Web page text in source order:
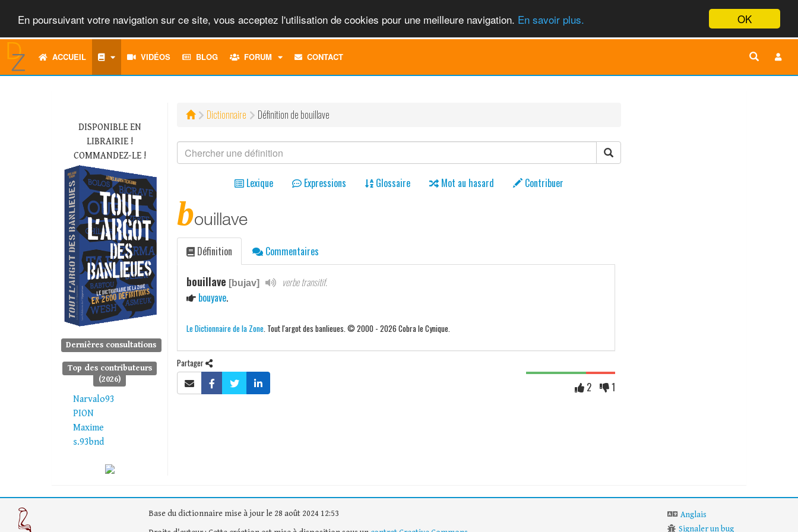
OK
En poursuivant votre navigation sur ce site, vous acceptez l'utilisation de cookies pour une meilleure navigation. En savoir plus.
ACCUEIL VIDÉOS BLOG FORUM
TOGGLECONTACT
DISPONIBLE EN
LIBRAIRIE !
COMMANDEZ-LE !
Dernières consultations
Top des contributeurs
(2026)
Narvalo93
PION
Maxime
s.93bnd
Dictionnaire Définition de bouillave
Lexique Expressions Glossaire Mot au hasard Contribuer
bouillave
Définition Commentaires
bouillave [bujav]
verbe transitif.
bouyave.
Le Dictionnaire de la Zone. Tout l'argot des banlieues. © 2000 - 2026 Cobra le Cynique.
Partager
2 1
Base du dictionnaire mise à jour le 28 août 2024 12:53
Anglais
Signaler un bug